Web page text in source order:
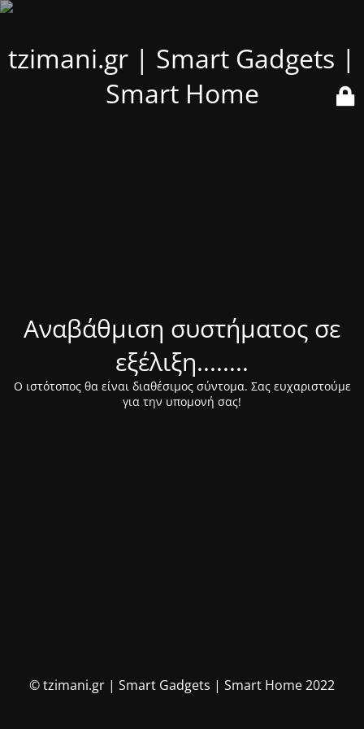
tzimani.gr | Smart Gadgets |
Smart Home
Αναβάθμιση συστήματος σε
εξέλιξη........
Ο ιστότοπος θα είναι διαθέσιμος σύντομα. Σας ευχαριστούμε
για την υπομονή σας!
© tzimani.gr | Smart Gadgets | Smart Home 2022